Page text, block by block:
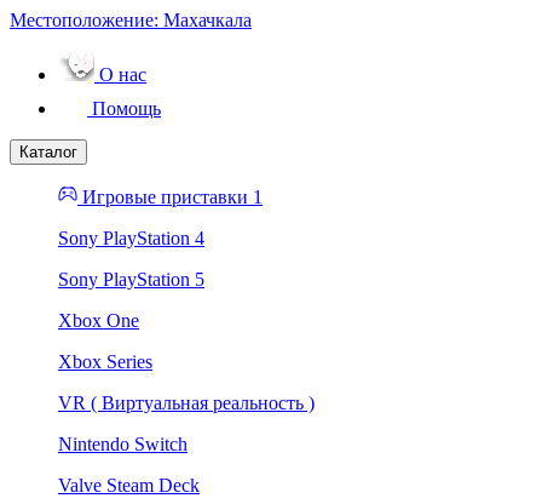
Местоположение: Махачкала
О нас
Помощь
Каталог
Игровые приставки 1
Sony PlayStation 4
Sony PlayStation 5
Xbox One
Xbox Series
VR ( Виртуальная реальность )
Nintendo Switch
Valve Steam Deck